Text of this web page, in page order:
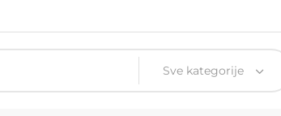
Sve kategorije